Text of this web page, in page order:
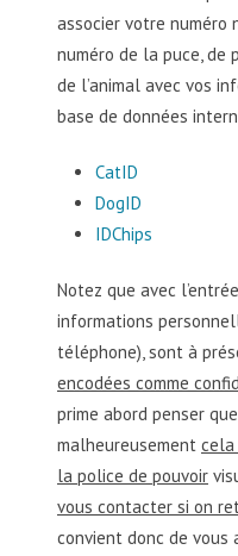
associer votre
numéro de la puce,
de l’animal avec vos
base de données
CatID
DogID
IDChips
Notez que avec
informations
téléphone), sont à
encodées comme
prime abord penser
malheureusement cela
la police de pouvoir
vous contacter si on
convient donc de vous